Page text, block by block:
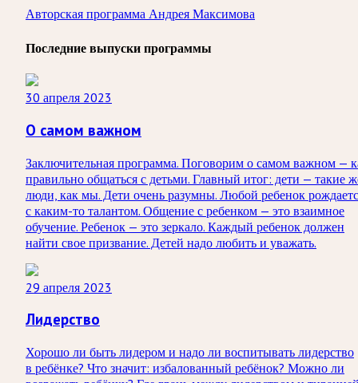
Авторская программа Андрея Максимова
Последние выпуски программы
30 апреля 2023
О самом важном
Заключительная программа. Поговорим о самом важном —
правильно общаться с детьми. Главный итог: дети — такие
люди, как мы. Дети очень разумны. Любой ребенок
с каким-то талантом. Общение с ребенком — это взаимное
обучение. Ребенок — это зеркало. Каждый ребенок должен
найти свое призвание. Детей надо любить и уважать.
29 апреля 2023
Лидерство
Хорошо ли быть лидером и надо ли воспитывать лидерство
в ребёнке? Что значит: избалованный ребёнок? Можно ли